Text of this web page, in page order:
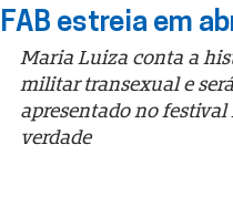
FAB estreia em
Maria Luiza conta a
militar transexual e
apresentado no festival
verdade